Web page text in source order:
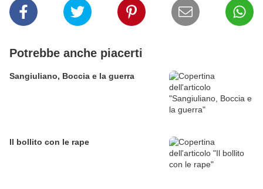
Potrebbe anche piacerti
Sangiuliano, Boccia e la guerra
Il bollito con le rape